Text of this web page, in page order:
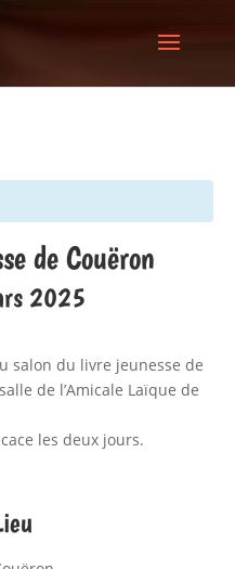
de Couëron
2025
salon du livre jeunesse de
de l’Amicale Laïque de
les deux jours.